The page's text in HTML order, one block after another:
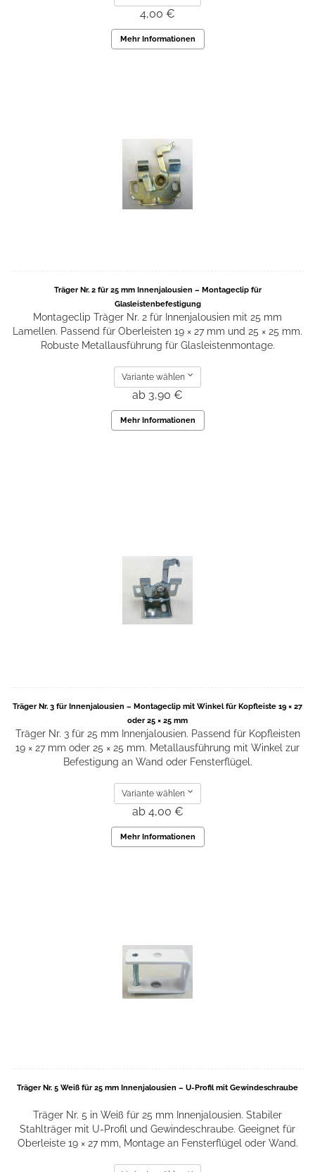
4,00 €
Mehr Informationen
Träger Nr. 2 für 25 mm Innenjalousien – Montageclip für
Glasleistenbefestigung
Montageclip Träger Nr. 2 für Innenjalousien mit 25 mm
Lamellen. Passend für Oberleisten 19 × 27 mm und 25 × 25 mm.
Robuste Metallausführung für Glasleistenmontage.
Variante wählen
ab 3,90 €
Mehr Informationen
Träger Nr. 3 für Innenjalousien – Montageclip mit Winkel für Kopfleiste 19 × 27
oder 25 × 25 mm
Träger Nr. 3 für 25 mm Innenjalousien. Passend für Kopfleisten
19 × 27 mm oder 25 × 25 mm. Metallausführung mit Winkel zur
Befestigung an Wand oder Fensterflügel.
Variante wählen
ab 4,00 €
Mehr Informationen
Träger Nr. 5 Weiß für 25 mm Innenjalousien – U-Profil mit Gewindeschraube
Träger Nr. 5 in Weiß für 25 mm Innenjalousien. Stabiler
Stahlträger mit U-Profil und Gewindeschraube. Geeignet für
Oberleiste 19 × 27 mm, Montage an Fensterflügel oder Wand.